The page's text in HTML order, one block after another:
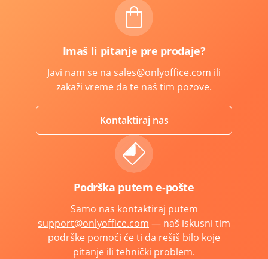
Imaš li pitanje pre prodaje?
Javi nam se na sales@onlyoffice.com ili
zakaži vreme da te naš tim pozove.
Kontaktiraj nas
Podrška putem e-pošte
Samo nas kontaktiraj putem
support@onlyoffice.com — naš iskusni tim
podrške pomoći će ti da rešiš bilo koje
pitanje ili tehnički problem.